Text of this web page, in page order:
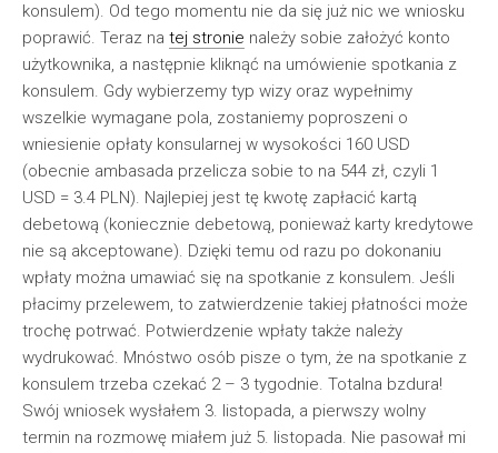
konsulem). Od tego momentu nie da się już nic we wniosku
poprawić. Teraz na tej stronie należy sobie założyć konto
użytkownika, a następnie kliknąć na umówienie spotkania z
konsulem. Gdy wybierzemy typ wizy oraz wypełnimy
wszelkie wymagane pola, zostaniemy poproszeni o
wniesienie opłaty konsularnej w wysokości 160 USD
(obecnie ambasada przelicza sobie to na 544 zł, czyli 1
USD = 3.4 PLN). Najlepiej jest tę kwotę zapłacić kartą
debetową (koniecznie debetową, ponieważ karty kredytowe
nie są akceptowane). Dzięki temu od razu po dokonaniu
wpłaty można umawiać się na spotkanie z konsulem. Jeśli
płacimy przelewem, to zatwierdzenie takiej płatności może
trochę potrwać. Potwierdzenie wpłaty także należy
wydrukować. Mnóstwo osób pisze o tym, że na spotkanie z
konsulem trzeba czekać 2 – 3 tygodnie. Totalna bzdura!
Swój wniosek wysłałem 3. listopada, a pierwszy wolny
termin na rozmowę miałem już 5. listopada. Nie pasował mi